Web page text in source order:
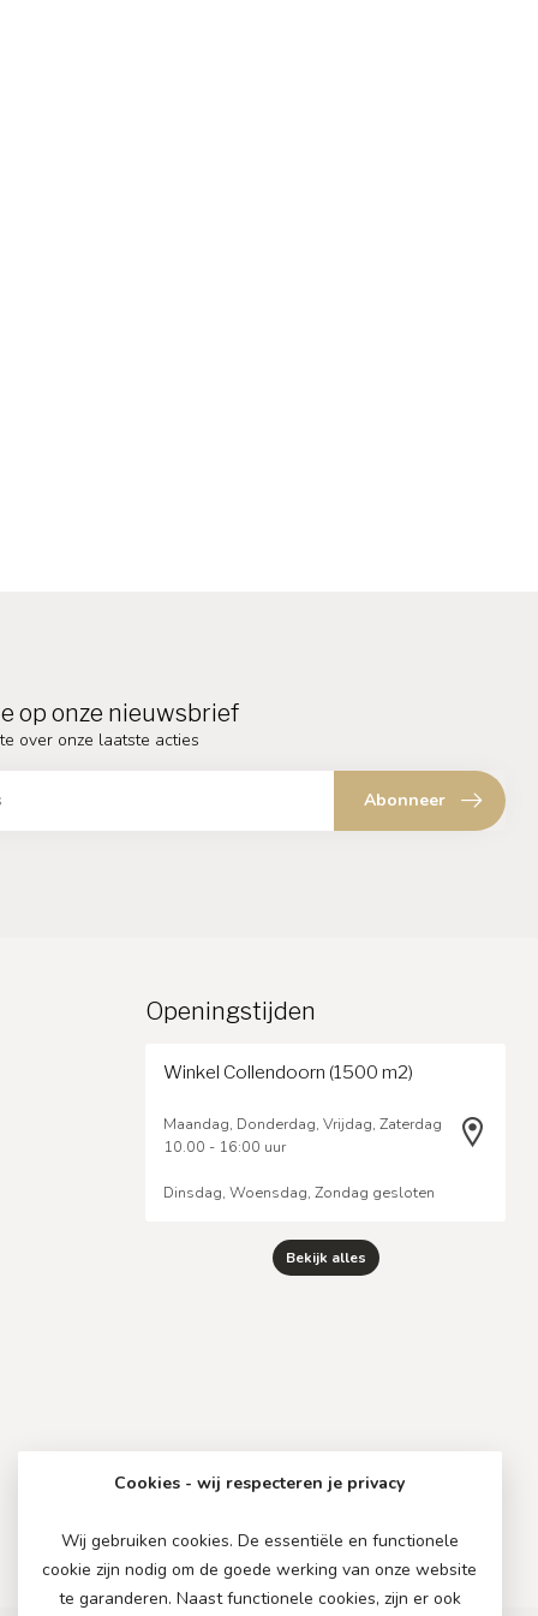
op onze nieuwsbrief
over onze laatste acties
Abonneer
Openingstijden
Winkel Collendoorn (1500 m2)
Maandag, Donderdag, Vrijdag, Zaterdag
10.00 - 16:00 uur
Dinsdag, Woensdag, Zondag gesloten
Bekijk alles
Cookies - wij respecteren je privacy
Wij gebruiken cookies. De essentiële en functionele
cookie zijn nodig om de goede werking van onze website
te garanderen. Naast functionele cookies, zijn er ook